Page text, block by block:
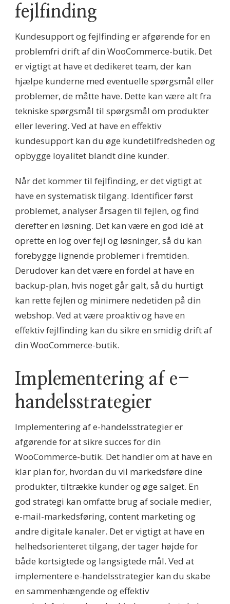
fejlfinding
Kundesupport og fejlfinding er afgørende for en
problemfri drift af din WooCommerce-butik. Det
er vigtigt at have et dedikeret team, der kan
hjælpe kunderne med eventuelle spørgsmål eller
problemer, de måtte have. Dette kan være alt fra
tekniske spørgsmål til spørgsmål om produkter
eller levering. Ved at have en effektiv
kundesupport kan du øge kundetilfredsheden og
opbygge loyalitet blandt dine kunder.
Når det kommer til fejlfinding, er det vigtigt at
have en systematisk tilgang. Identificer først
problemet, analyser årsagen til fejlen, og find
derefter en løsning. Det kan være en god idé at
oprette en log over fejl og løsninger, så du kan
forebygge lignende problemer i fremtiden.
Derudover kan det være en fordel at have en
backup-plan, hvis noget går galt, så du hurtigt
kan rette fejlen og minimere nedetiden på din
webshop. Ved at være proaktiv og have en
effektiv fejlfinding kan du sikre en smidig drift af
din WooCommerce-butik.
Implementering af e-
handelsstrategier
Implementering af e-handelsstrategier er
afgørende for at sikre succes for din
WooCommerce-butik. Det handler om at have en
klar plan for, hvordan du vil markedsføre dine
produkter, tiltrække kunder og øge salget. En
god strategi kan omfatte brug af sociale medier,
e-mail-markedsføring, content marketing og
andre digitale kanaler. Det er vigtigt at have en
helhedsorienteret tilgang, der tager højde for
både kortsigtede og langsigtede mål. Ved at
implementere e-handelsstrategier kan du skabe
en sammenhængende og effektiv